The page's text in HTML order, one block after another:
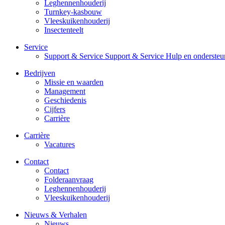
Leghennenhouderij
Turnkey-kasbouw
Vleeskuikenhouderij
Insectenteelt
Service
Support & Service Support & Service Hulp en
Bedrijven
Missie en waarden
Management
Geschiedenis
Cijfers
Carrière
Carrière
Vacatures
Contact
Contact
Folderaanvraag
Leghennenhouderij
Vleeskuikenhouderij
Nieuws & Verhalen